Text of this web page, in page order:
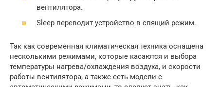
вентилятора.
Sleep переводит устройство в спящий режим.
Так как современная климатическая техника оснащена
несколькими режимами, которые касаются и выбора
температуры нагрева/охлаждения воздуха, и скорости
работы вентилятора, а также есть модели с